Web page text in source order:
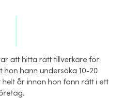
att hitta rätt tillverkare för
hann undersöka 10-20
år innan hon fann rätt i ett